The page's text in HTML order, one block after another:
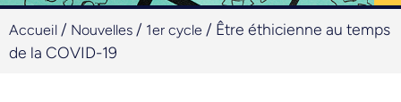
Accueil / Nouvelles / 1er cycle / Être éthicienne au temps
de la COVID-19